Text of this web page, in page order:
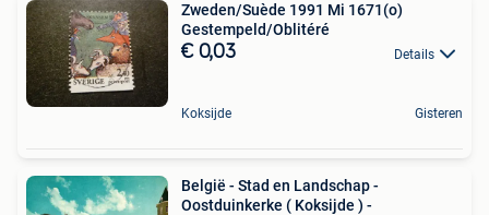
Zweden/Suède 1991 Mi 1671(o)
Gestempeld/Oblitéré
€ 0,03 Details
Koksijde Gisteren
België - Stad en Landschap -
Oostduinkerke ( Koksijde ) -